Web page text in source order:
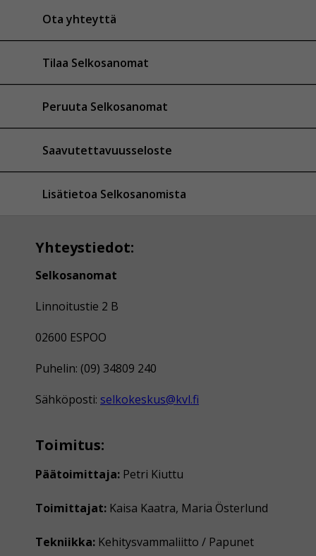
Ota yhteyttä
Tilaa Selkosanomat
Peruuta Selkosanomat
Saavutettavuusseloste
Lisätietoa Selkosanomista
Yhteystiedot:
Selkosanomat
Linnoitustie 2 B
02600 ESPOO
Puhelin: (09) 34809 240
Sähköposti: selkokeskus@kvl.fi
Toimitus:
Päätoimittaja: Petri Kiuttu
Toimittajat: Kaisa Kaatra, Maria Österlund
Tekniikka: Kehitysvammaliitto / Papunet